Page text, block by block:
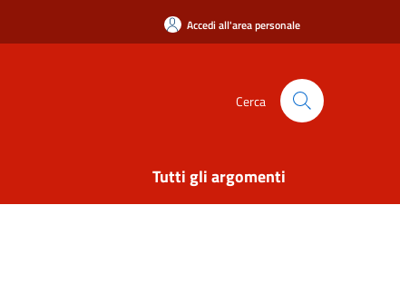
Accedi all'area personale
Cerca
Tutti gli argomenti